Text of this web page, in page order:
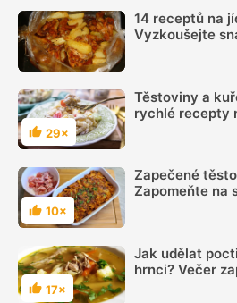
14 receptů na
Vyzkoušejte
Hodnocení
29×
Těstoviny a
rychlé recepty
Hodnocení
10×
Zapečené
Zapomeňte na
Hodnocení
17×
Jak udělat
hrnci? Večer